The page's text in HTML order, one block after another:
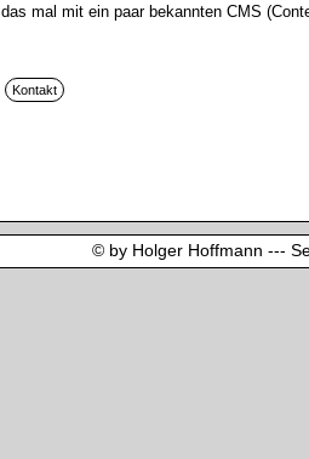
das mal mit ein paar bekannten CMS
© by Holger Hoffmann ---